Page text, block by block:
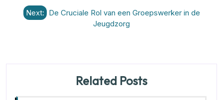
Next: De Cruciale Rol van een Groepswerker in de
Jeugdzorg
Related Posts